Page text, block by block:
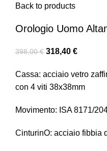
Back to products
Orologio Uomo
398,00€ 318,40 €
Cassa: acciaio vetro
con 4 viti 38x38mm
Movimento: ISA 8171/
CinturinO: acciaio fibbia